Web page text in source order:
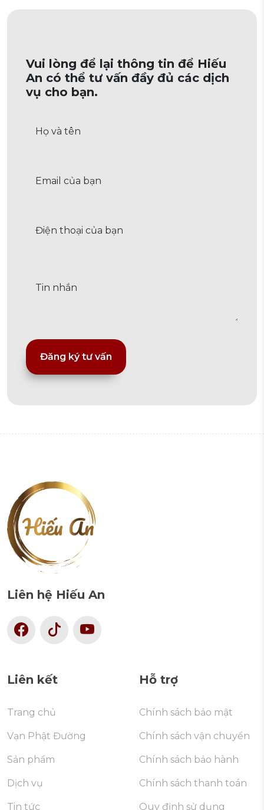
Vui lòng để lại thông tin để Hiếu
An có thể tư vấn đầy đủ các dịch
vụ cho bạn.
Liên hệ Hiếu An
Liên kết
Trang chủ
Vạn Phật Đường
Sản phẩm
Dịch vụ
Tin tức
Hỗ trợ
Chính sách bảo mật
Chính sách vận chuyển
Chính sách bảo hành
Chính sách thanh toán
Quy định sử dụng